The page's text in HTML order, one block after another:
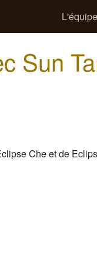
L'équipe
Sun
Che et de